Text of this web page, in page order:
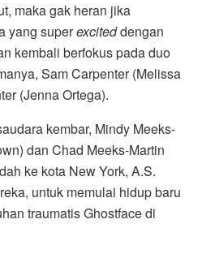
maka gak heran jika
yang superexciteddengan
kembali berfokus pada duo
Sam Carpenter (Melissa
(Jenna Ortega).
kembar, Mindy Meeks-
dan Chad Meeks-Martin
ke kota New York, A.S.
untuk memulai hidup baru
traumatis Ghostface di